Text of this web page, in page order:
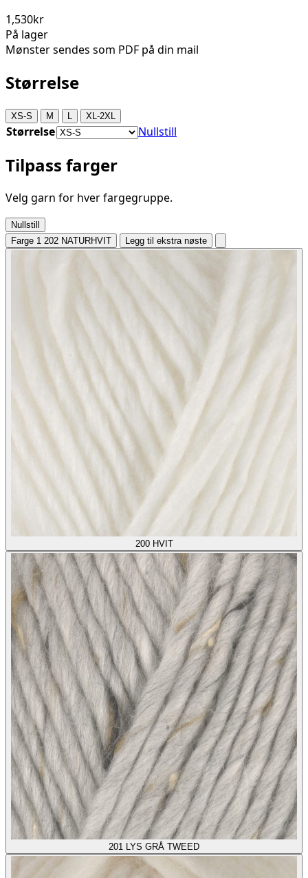
1,530kr
På lager
Mønster sendes som PDF på din mail
Størrelse
XS-S M XL-2XL
Størrelse Nullstill
Tilpass farger
Velg garn for hver fargegruppe.
Nullstill
Farge 1 202 NATURHVIT Legg til ekstra nøste
200 HVIT
201 LYS GRÅ TWEED